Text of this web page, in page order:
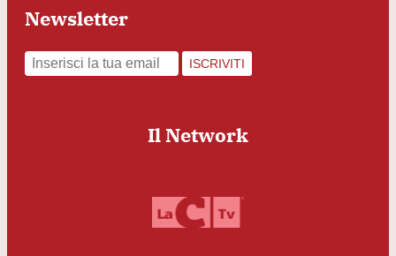
Newsletter
ISCRIVITI
Il Network